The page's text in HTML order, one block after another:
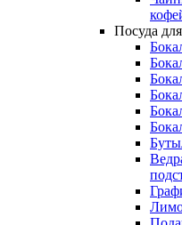
Посуда